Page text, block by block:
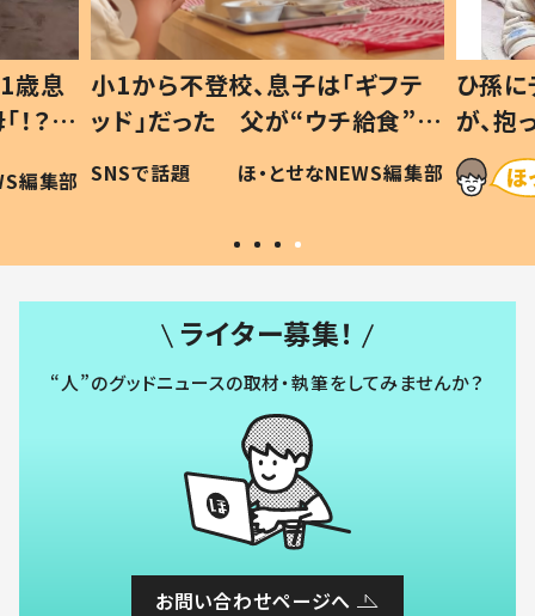
歳息
？」
編集部
小1から不登校、息子は「ギフテ
ッド」だった 父が“ウチ給食”を
作り続ける理由とは #令和の親
#令和の子
SNSで話題 ほ・とせなNEWS編集部
ひ孫
が、
「涙が
い」
ライター募集！
“人”のグッドニュースの取材・執筆をしてみませんか？
お問い合わせページへ